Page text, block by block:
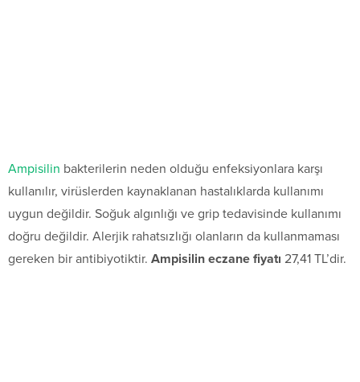
Ampisilin bakterilerin neden olduğu enfeksiyonlara karşı
kullanılır, virüslerden kaynaklanan hastalıklarda kullanımı
uygun değildir. Soğuk algınlığı ve grip tedavisinde kullanımı
doğru değildir. Alerjik rahatsızlığı olanların da kullanmaması
gereken bir antibiyotiktir. Ampisilin eczane fiyatı 27,41 TL’dir.